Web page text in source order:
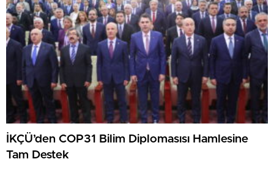
İKÇÜ’den COP31 Bilim Diplomasısı Hamlesine
Tam Destek